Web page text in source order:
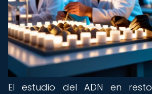
El estudio del ADN en